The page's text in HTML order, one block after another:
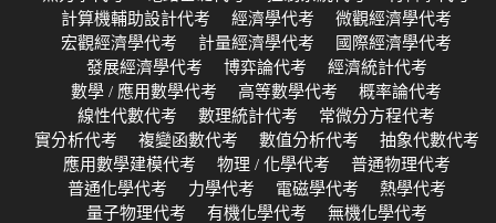
計算機輔助設計代考
經濟學代考
微觀經濟學代考
宏觀經濟學代考
計量經濟學代考
國際經濟學代考
發展經濟學代考
博弈論代考
經濟統計代考
數學 / 應用數學代考
高等數學代考
概率論代考
線性代數代考
數理統計代考
常微分方程代考
實分析代考
複變函數代考 數值分析代考
抽象代數代考
應用數學建模代考
物理 / 化學代考
普通物理代考
普通化學代考
力學代考 電磁學代考
熱學代考
量子物理代考
有機化學代考 無機化學代考